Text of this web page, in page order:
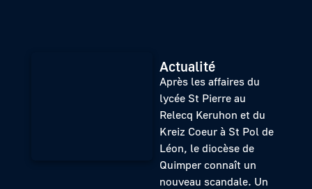
Actualité
Après les affaires du
lycée St Pierre au
Relecq Keruhon et du
Kreiz Coeur à St Pol de
Léon, le diocèse de
Quimper connaît un
nouveau scandale. Un